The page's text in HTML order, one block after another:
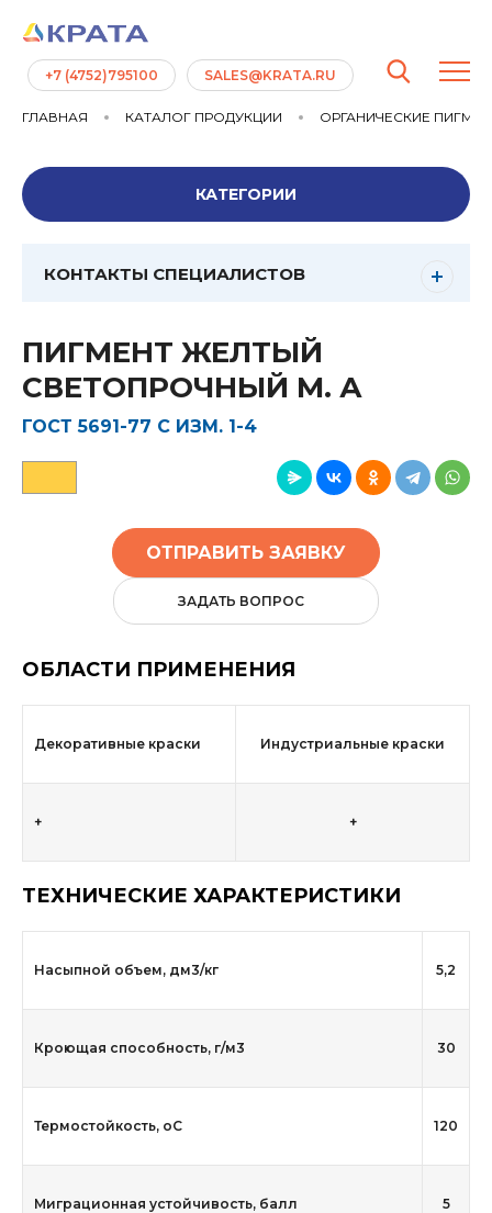
+7 (4752)795100 SALES@KRATA.RU
ГЛАВНАЯ КАТАЛОГ ПРОДУКЦИИ ОРГАНИЧЕСКИЕ
КАТЕГОРИИ
КОНТАКТЫ СПЕЦИАЛИСТОВ
ПИГМЕНТ ЖЕЛТЫЙ
СВЕТОПРОЧНЫЙ М. А
ГОСТ 5691-77 С ИЗМ. 1-4
ОТПРАВИТЬ ЗАЯВКУ
ЗАДАТЬ ВОПРОС
ОБЛАСТИ ПРИМЕНЕНИЯ
Декоративные краски Индустриальные краски
+ +
ТЕХНИЧЕСКИЕ ХАРАКТЕРИСТИКИ
Насыпной объем, дм3/кг 5,2
Кроющая способность, г/м3 30
Термостойкость, оС 120
Миграционная устойчивость, балл 5